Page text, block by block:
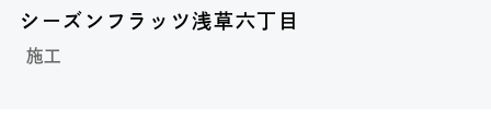
シーズンフラッツ浅草六丁目
施工